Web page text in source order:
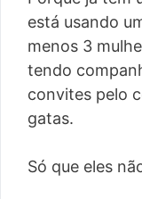
está usando
menos 3
tendo
convites pelo
gatas.
Só que eles